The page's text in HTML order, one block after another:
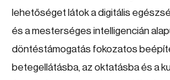
lehetőséget látok a digitális
és a mesterséges intelligencián
döntéstámogatás fokozatos
betegellátásba, az oktatásba és a